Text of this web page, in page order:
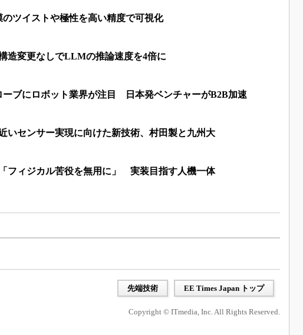
のツイストや極性を高い精度で可視化
造変更なしでLLMの推論速度を4倍に
ーブにロボット業界が注目 日本発ベンチャーがB2B加速
いセンサー実現に向けた新技術、村田製と九州大
フィジカル苦役を無用に」 実装目指す人機一体
先端技術 EE Times Japan トップ
Copyright © ITmedia, Inc. All Rights Reserved.